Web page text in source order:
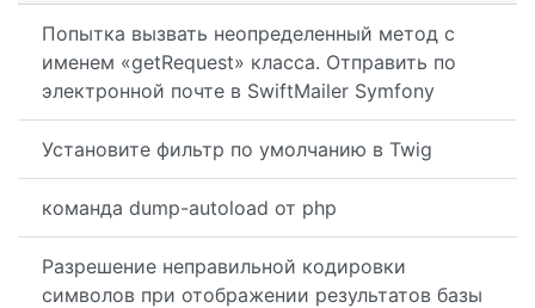
Попытка вызвать неопределенный метод с
именем «getRequest» класса. Отправить по
электронной почте в SwiftMailer Symfony
Установите фильтр по умолчанию в Twig
команда dump-autoload от php
Разрешение неправильной кодировки
символов при отображении результатов базы